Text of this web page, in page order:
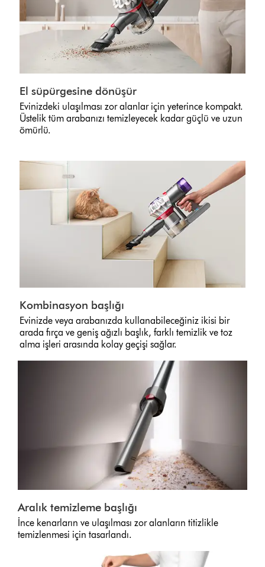
El süpürgesine dönüşür
Evinizdeki ulaşılması zor alanlar için yeterince kompakt.
Üstelik tüm arabanızı temizleyecek kadar güçlü ve uzun
ömürlü.
Kombinasyon başlığı
Evinizde veya arabanızda kullanabileceğiniz ikisi bir
arada fırça ve geniş ağızlı başlık, farklı temizlik ve toz
alma işleri arasında kolay geçişi sağlar.
Aralık temizleme başlığı
İnce kenarların ve ulaşılması zor alanların titizlikle
temizlenmesi için tasarlandı.